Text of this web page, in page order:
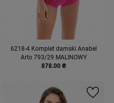
6218-4 Komplet damski Anabel
Arto 793/29 MALINOWY
878.00 ₴